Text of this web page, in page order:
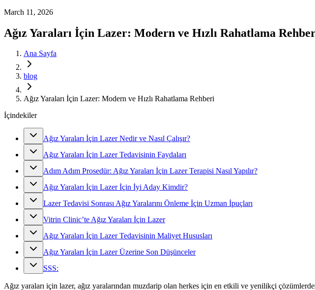
March 11, 2026
Ağız Yaraları İçin Lazer: Modern ve Hızlı Rahatlama
Ana Sayfa
blog
Ağız Yaraları İçin Lazer: Modern ve Hızlı Rahatlama Rehberi
İçindekiler
Ağız Yaraları İçin Lazer Nedir ve Nasıl Çalışır?
Ağız Yaraları İçin Lazer Tedavisinin Faydaları
Adım Adım Prosedür: Ağız Yaraları İçin Lazer Terapisi Nasıl Yapılır?
Ağız Yaraları İçin Lazer İçin İyi Aday Kimdir?
Lazer Tedavisi Sonrası Ağız Yaralarını Önleme İçin Uzman İpuçları
Vitrin Clinic’te Ağız Yaraları İçin Lazer
Ağız Yaraları İçin Lazer Tedavisinin Maliyet Hususları
Ağız Yaraları İçin Lazer Üzerine Son Düşünceler
SSS:
Ağız yaraları için lazer, ağız yaralarından muzdarip olan herkes için en etkili ve yenilikçi